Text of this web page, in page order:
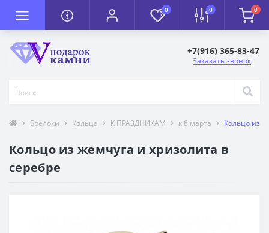
0 0 0
+7(916) 365-83-47
Заказать звонок
Брелоки Кольца К ПРАЗДНИКАМ к 8 марта Кольцо из
Кольцо из жемчуга и хризолита в
серебре